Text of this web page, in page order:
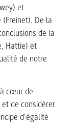
et
(Freinet). De la
de la
Hattie) et
de notre
cœur de
de considérer
d’égalité